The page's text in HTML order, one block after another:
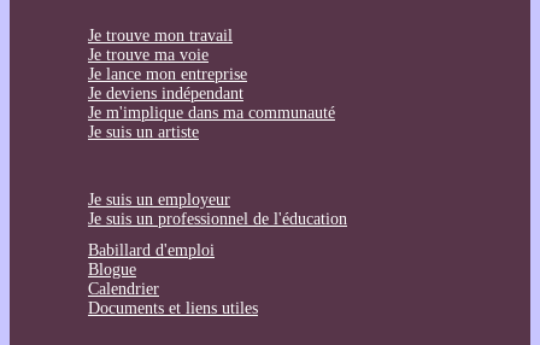
Je trouve mon travail
Je trouve ma voie
Je lance mon entreprise
Je deviens indépendant
Je m'implique dans ma communauté
Je suis un artiste
Je suis un employeur
Je suis un professionnel de l'éducation
Babillard d'emploi
Blogue
Calendrier
Documents et liens utiles